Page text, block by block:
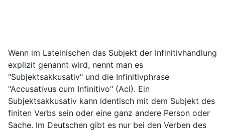
Wenn im Lateinischen das Subjekt der Infinitivhandlung
explizit genannt wird, nennt man es
"Subjektsakkusativ" und die Infinitivphrase
"Accusativus cum Infinitivo" (AcI). Ein
Subjektsakkusativ kann identisch mit dem Subjekt des
finiten Verbs sein oder eine ganz andere Person oder
Sache. Im Deutschen gibt es nur bei den Verben des